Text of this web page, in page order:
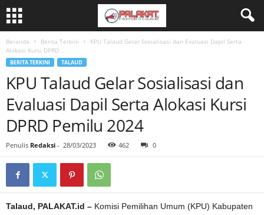
Beranda Berita Terkini
KPU Talaud Gelar Sosialisasi dan Evaluasi Dapil Serta
Alokasi Kursi DPRD...
BERITA TERKINI TALAUD
KPU Talaud Gelar Sosialisasi dan
Evaluasi Dapil Serta Alokasi Kursi
DPRD Pemilu 2024
Penulis Redaksi - 28/03/2023 462 0
Talaud, PALAKAT.id – Komisi Pemilihan Umum (KPU) Kabupaten